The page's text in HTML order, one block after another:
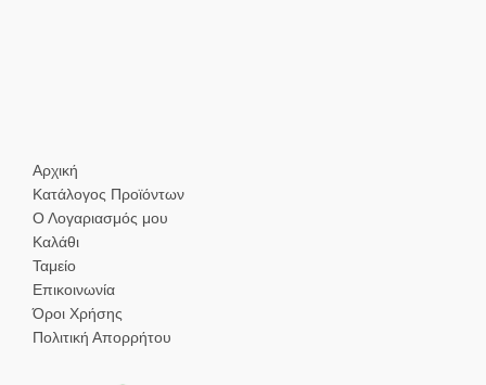
Αρχική
Κατάλογος Προϊόντων
Ο Λογαριασμός μου
Καλάθι
Ταμείο
Επικοινωνία
Όροι Χρήσης
Πολιτική Απορρήτου